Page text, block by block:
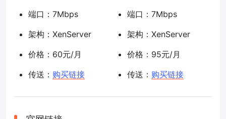
端口：7Mbps
架构：XenServer
价格：60元/月
传送： 购买链接
端口：7Mbps
架构：XenServer
价格：95元/月
传送： 购买链接